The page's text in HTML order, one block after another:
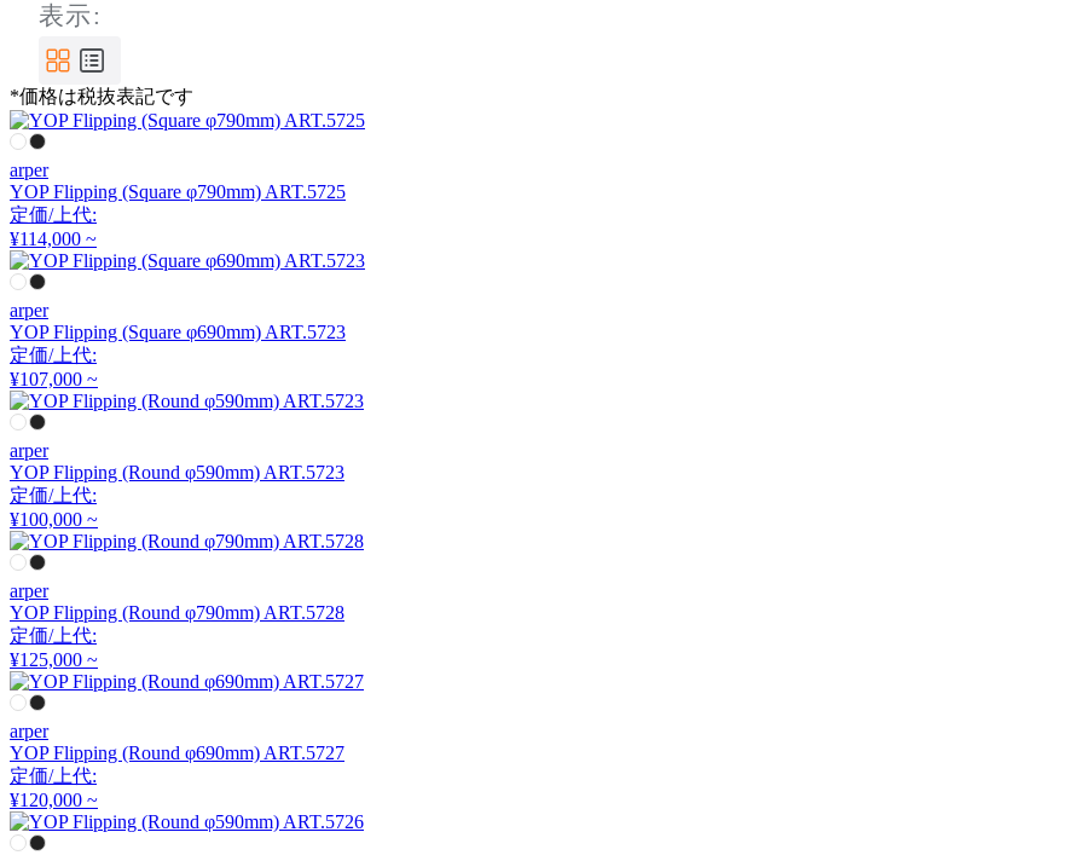
CRUSH CRASH PROJECT
クラッシュクラッシュプ
DeVorm
デフォルム
DULTON
ダルトン
FIS
エフアイエス
FLACE
フレイス
FRITZ HANSEN
フリッツハンセン
表示:
*価格は税抜表記です
arper
YOP Flipping (Square φ790mm) ART.5725
定価/上代:
¥114,000 ~
arper
YOP Flipping (Square φ690mm) ART.5723
定価/上代:
¥107,000 ~
arper
YOP Flipping (Round φ590mm) ART.5723
定価/上代:
¥100,000 ~
arper
YOP Flipping (Round φ790mm) ART.5728
定価/上代:
¥125,000 ~
arper
YOP Flipping (Round φ690mm) ART.5727
定価/上代:
¥120,000 ~